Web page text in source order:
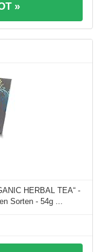
»
HERBAL TEA“ -
Sorten - 54g ...